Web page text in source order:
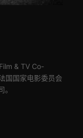
& TV Co-
国国家电影委员会